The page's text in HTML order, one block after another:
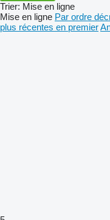
Trier: Mise en ligne
Mise en ligne Par ordre
plus récentes en premier